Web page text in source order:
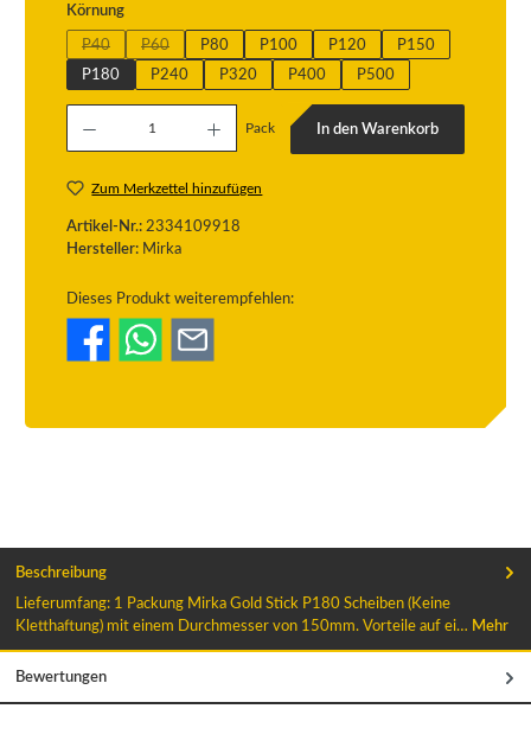
Körnungauswählen
P40
(Diese Option ist zurzeit nicht verfügbar.)
P60
(Diese Option ist zurzeit nicht verfügbar.)
P80 P100 P120 P150
P180 P240 P320 P400 P500
Produkt Anzahl: Gib den gewünschten Wert ein oder benutze die Schaltflächen um
Pack In den Warenkorb
Zum Merkzettel hinzufügen
Artikel-Nr.: 2334109918
Hersteller: Mirka
Dieses Produkt weiterempfehlen:
Beschreibung
Lieferumfang: 1 Packung Mirka Gold Stick P180 Scheiben (Keine
Kletthaftung) mit einem Durchmesser von 150mm. Vorteile auf ei… Mehr
Bewertungen